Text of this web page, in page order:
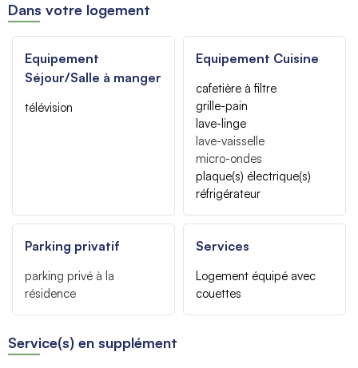
Dans votre logement
Equipement
Séjour/Salle à manger
télévision
Equipement Cuisine
cafetière à filtre
grille-pain
lave-linge
lave-vaisselle
micro-ondes
plaque(s) électrique(s)
réfrigérateur
Parking privatif
parking privé à la
résidence
Services
Logement équipé avec
couettes
Service(s) en supplément